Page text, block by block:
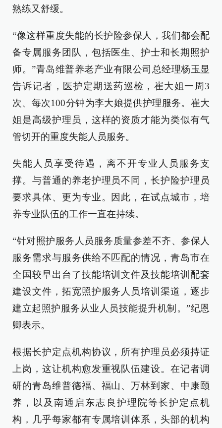
熟练又舒缓。
“像这样重度失能的长护险参保人，我们都会配
备专属服务团队，包括医生、护士和长期照护
师。”青岛维普养老产业有限公司总经理杨玉显
告诉记者，医护定期送药巡检，崔大姐一周3
次、每次100分钟为李大娘提供护理服务。崔大
姐是高级护理员，这样的资质才能为类似有气
管切开的重度失能人员服务。
失能人员享受待遇，离不开专业人员服务支
撑。与普通的养老护理员不同，长护险护理员
要求具体、更为专业。因此，在试点城市，培
养专业队伍的工作一直在持续。
“针对照护服务人员服务质量参差不齐、参保人
服务需求与服务供给不匹配的情况，青岛市在
全国较早出台了技能培训文件及技能培训配套
建设文件，拓宽照护服务人员培训渠道，逐步
建立起照护服务从业人员技能提升机制。”纪恩
卿表示。
根据长护定点机构协议，所有护理员必须持证
上岗，这让机构愈发重视队伍建设。在记者调
研的青岛维普德福、福山、万林到家、中康颐
养，以及南通启东志良护理院等长护定点机
构，几乎每家都有专属培训体系，头部的机构